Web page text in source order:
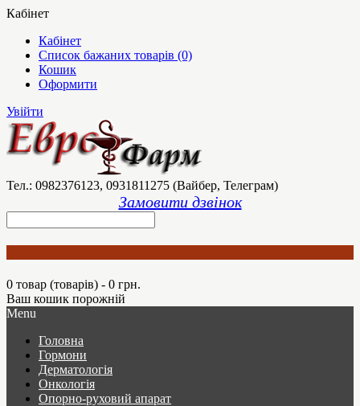
Кабінет
Кабінет
Список бажаних товарів (0)
Кошик
Оформити
Увійти
Тел.: 0982376123, 0931811275 (Вайбер, Телеграм)
Замовити дзвінок
0 товар (товарів) - 0 грн.
Ваш кошик порожній
Menu
Головна
Гормони
Дерматологія
Онкологія
Опорно-руховий апарат